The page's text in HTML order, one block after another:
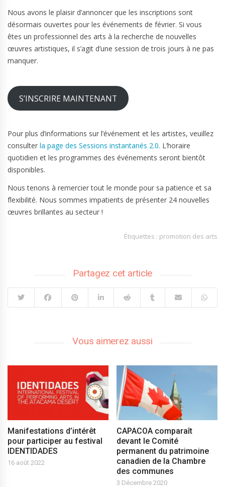
Nous avons le plaisir d’annoncer que les inscriptions sont
désormais ouvertes pour les événements de février. Si vous
êtes un professionnel des arts à la recherche de nouvelles
œuvres artistiques, il s’agit d’une session de trois jours à ne pas
manquer.
S’INSCRIRE MAINTENANT
Pour plus d’informations sur l’événement et les artistes, veuillez
consulter la page des Sessions instantanés 2.0. L’horaire
quotidien et les programmes des événements seront bientôt
disponibles.
Nous tenons à remercier tout le monde pour sa patience et sa
flexibilité. Nous sommes impatients de présenter 24 nouvelles
œuvres brillantes au secteur !
Étiquettes : promotion des arts
Partagez cet article
Vous aimerez aussi
Manifestations d’intérêt
pour participer au festival
IDENTIDADES
16 août 2022
CAPACOA comparaît
devant le Comité
permanent du patrimoine
canadien de la Chambre
des communes
3 Décembre 2020